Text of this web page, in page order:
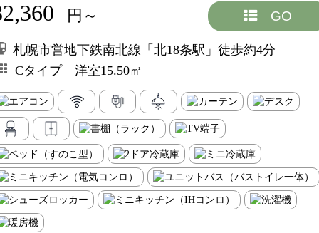
円～ GO
札幌市営地下鉄南北線「北18条駅」徒歩約4分
Cタイプ 洋室15.50㎡